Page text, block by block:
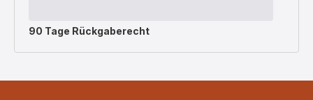
90 Tage Rückgaberecht